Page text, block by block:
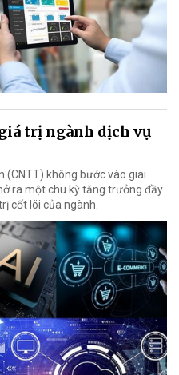
trị ngành dịch vụ
(CNTT) không bước vào giai
ra một chu kỳ tăng trưởng đầy
cốt lõi của ngành.